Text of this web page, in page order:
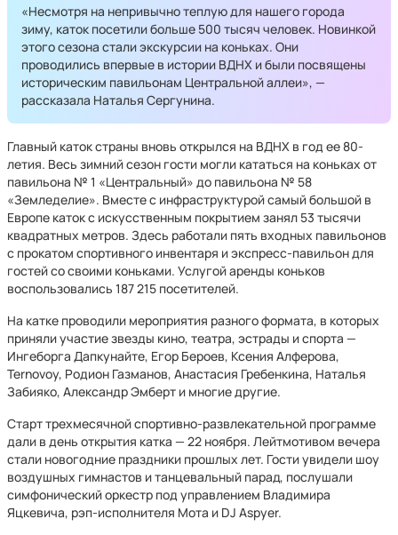
«Несмотря на непривычно теплую для нашего города
зиму, каток посетили больше 500 тысяч человек. Новинкой
этого сезона стали экскурсии на коньках. Они
проводились впервые в истории ВДНХ и были посвящены
историческим павильонам Центральной аллеи», —
рассказала Наталья Сергунина.
Главный каток страны вновь открылся на ВДНХ в год ее 80-
летия. Весь зимний сезон гости могли кататься на коньках от
павильона № 1 «Центральный» до павильона № 58
«Земледелие». Вместе с инфраструктурой самый большой в
Европе каток с искусственным покрытием занял 53 тысячи
квадратных метров. Здесь работали пять входных павильонов
с прокатом спортивного инвентаря и экспресс-павильон для
гостей со своими коньками. Услугой аренды коньков
воспользовались 187 215 посетителей.
На катке проводили мероприятия разного формата, в которых
приняли участие звезды кино, театра, эстрады и спорта —
Ингеборга Дапкунайте, Егор Бероев, Ксения Алферова,
Ternovoy, Родион Газманов, Анастасия Гребенкина, Наталья
Забияко, Александр Эмберт и многие другие.
Старт трехмесячной спортивно-развлекательной программе
дали в день открытия катка — 22 ноября. Лейтмотивом вечера
стали новогодние праздники прошлых лет. Гости увидели шоу
воздушных гимнастов и танцевальный парад, послушали
симфонический оркестр под управлением Владимира
Яцкевича, рэп-исполнителя Мота и DJ Aspyer.